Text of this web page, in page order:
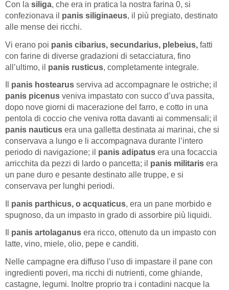
Con la siliga, che era in pratica la nostra farina 0, si
confezionava il panis siliginaeus, il più pregiato, destinato
alle mense dei ricchi.
Vi erano poi panis cibarius, secundarius, plebeius, fatti
con farine di diverse gradazioni di setacciatura, fino
all’ultimo, il panis rusticus, completamente integrale.
panis hostearus serviva ad accompagnare le ostriche; il
panis picenus veniva impastato con succo d’uva passita,
dopo nove giorni di macerazione del farro, e cotto in una
pentola di coccio che veniva rotta davanti ai commensali; il
panis nauticus era una galletta destinata ai marinai, che si
conservava a lungo e li accompagnava durante l’intero
periodo di navigazione; il panis adipatus era una focaccia
arricchita da pezzi di lardo o pancetta; il panis militaris era
un pane duro e pesante destinato alle truppe, e si
conservava per lunghi periodi.
panis parthicus, o acquaticus, era un pane morbido e
spugnoso, da un impasto in grado di assorbire più liquidi.
panis artolaganus era ricco, ottenuto da un impasto con
latte, vino, miele, olio, pepe e canditi.
Nelle campagne era diffuso l’uso di impastare il pane con
ingredienti poveri, ma ricchi di nutrienti, come ghiande,
castagne, legumi. Inoltre proprio tra i contadini nacque la